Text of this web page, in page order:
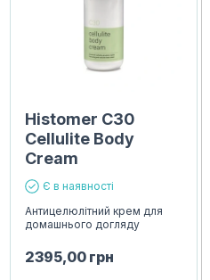
Histomer С30
Cellulite Body
Cream
Є в наявності
Антицелюлітний крем для
домашнього догляду
2395,00 грн